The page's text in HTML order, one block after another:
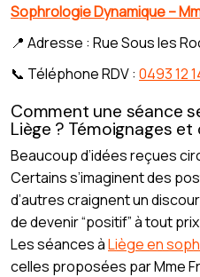
Sophrologie Dynamique –
📍 Adresse : Rue Sous les
📞 Téléphone RDV : 0493 12
Comment une séance
Liège ? Témoignages et
Beaucoup d’idées reçues
Certains s’imaginent des
d’autres craignent un
de devenir “positif” à tout
Les séances àLiège en
celles proposées par Mme